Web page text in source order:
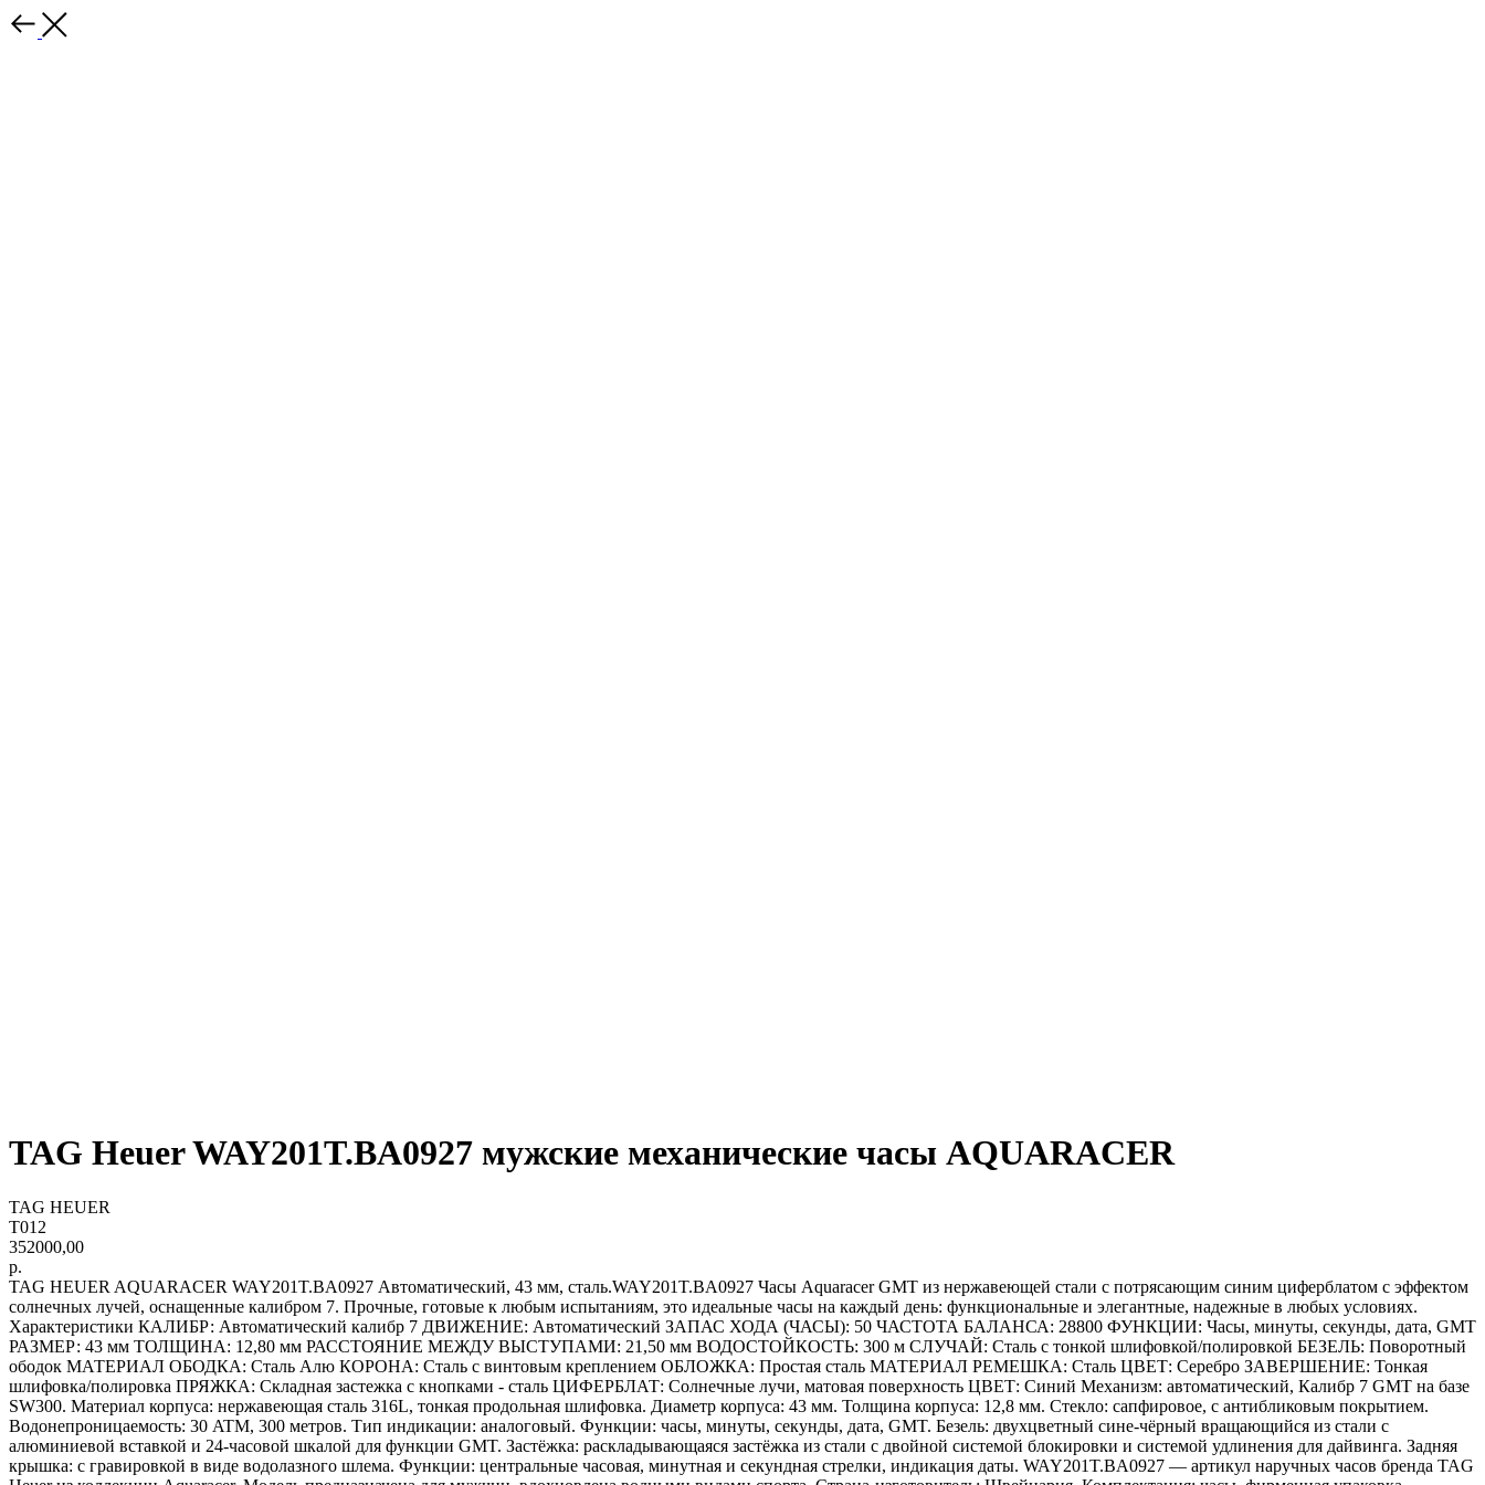
TAG Heuer WAY201T.BA0927 мужские механические часы AQUARACER
TAG HEUER
T012
352000,00
р.
TAG HEUER AQUARACER WAY201T.BA0927 Автоматический, 43 мм, сталь.WAY201T.BA0927 Часы Aquaracer GMT из нержавеющей стали с потрясающим синим циферблатом с эффектом
солнечных лучей, оснащенные калибром 7. Прочные, готовые к любым испытаниям, это идеальные часы на каждый день: функциональные и элегантные, надежные в любых условиях.
Характеристики КАЛИБР: Автоматический калибр 7 ДВИЖЕНИЕ: Автоматический ЗАПАС ХОДА (ЧАСЫ): 50 ЧАСТОТА БАЛАНСА: 28800 ФУНКЦИИ: Часы, минуты, секунды, дата, GMT
РАЗМЕР: 43 мм ТОЛЩИНА: 12,80 мм РАССТОЯНИЕ МЕЖДУ ВЫСТУПАМИ: 21,50 мм ВОДОСТОЙКОСТЬ: 300 м СЛУЧАЙ: Сталь с тонкой шлифовкой/полировкой БЕЗЕЛЬ: Поворотный
ободок МАТЕРИАЛ ОБОДКА: Сталь Алю КОРОНА: Сталь с винтовым креплением ОБЛОЖКА: Простая сталь МАТЕРИАЛ РЕМЕШКА: Сталь ЦВЕТ: Серебро ЗАВЕРШЕНИЕ: Тонкая
шлифовка/полировка ПРЯЖКА: Складная застежка с кнопками - сталь ЦИФЕРБЛАТ: Солнечные лучи, матовая поверхность ЦВЕТ: Синий Механизм: автоматический, Калибр 7 GMT на базе
SW300. Материал корпуса: нержавеющая сталь 316L, тонкая продольная шлифовка. Диаметр корпуса: 43 мм. Толщина корпуса: 12,8 мм. Стекло: сапфировое, с антибликовым покрытием.
Водонепроницаемость: 30 ATM, 300 метров. Тип индикации: аналоговый. Функции: часы, минуты, секунды, дата, GMT. Безель: двухцветный сине-чёрный вращающийся из стали с
алюминиевой вставкой и 24-часовой шкалой для функции GMT. Застёжка: раскладывающаяся застёжка из стали с двойной системой блокировки и системой удлинения для дайвинга. Задняя
крышка: с гравировкой в виде водолазного шлема. Функции: центральные часовая, минутная и секундная стрелки, индикация даты. WAY201T.BA0927 — артикул наручных часов бренда TAG